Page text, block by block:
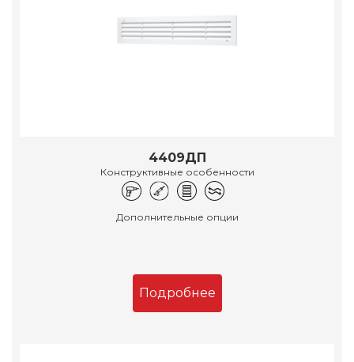
4409ДП
Конструктивные особенности
Дополнительные опции
Подробнее